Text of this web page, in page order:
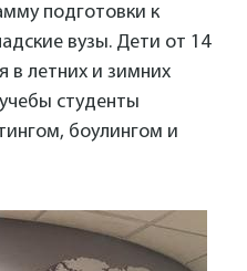
подготовки к
вузы. Дети от 14
в летних и зимних
студенты
боулингом и